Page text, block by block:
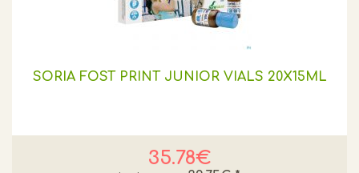
SORIA FOST PRINT JUNIOR VIALS 20X15ML
35.78€